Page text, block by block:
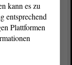
Anteil
Dass
sich
kann es zu
entsprechend
Plattformen